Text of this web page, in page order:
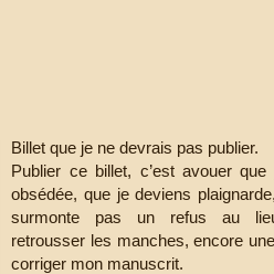
Billet que je ne devrais pas publier.
Publier ce billet, c’est avouer que
obsédée, que je deviens
surmonte pas un refus au
retrousser les manches, encore
corriger mon manuscrit.